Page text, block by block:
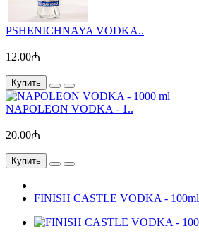
PSHENICHNAYA VODKA..
12.00₼
Купить
NAPOLEON VODKA - 1..
20.00₼
Купить
FINISH CASTLE VODKA - 100ml